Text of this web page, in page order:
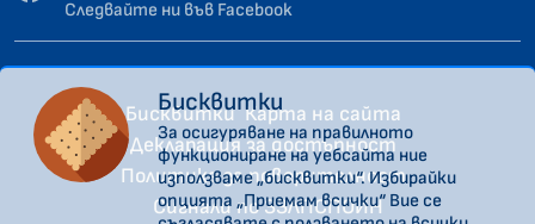
Следвайте ни във Facebook
Бисквитки Карта на сайта
Декларация за достъпност
Политика за поверителност
Сигнали по ЗЗЛПСПОИН
Бисквитки
За осигуряване на правилното
функциониране на уебсайта ние
използваме „бисквитки“. Избирайки
опцията „Приемам всички“ Вие се